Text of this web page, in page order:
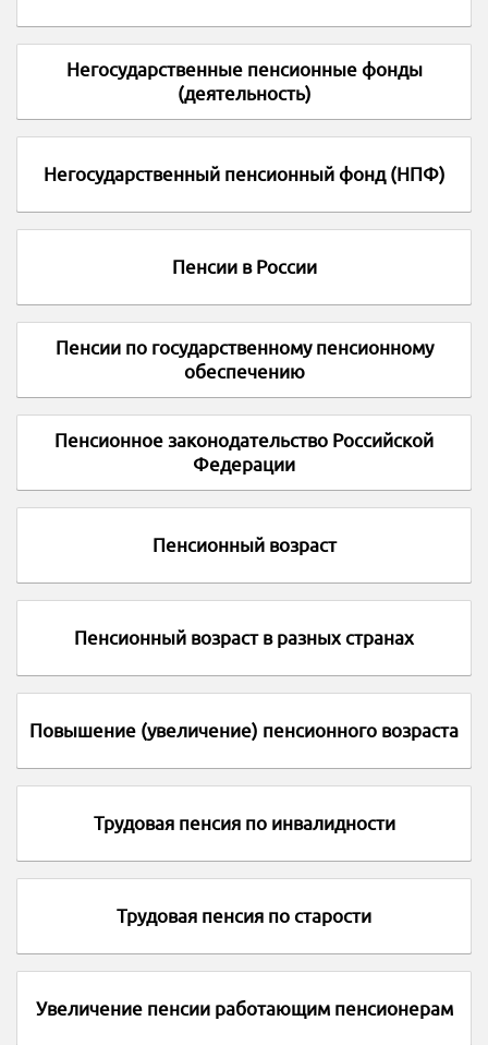
Негосударственные пенсионные фонды
(деятельность)
Негосударственный пенсионный фонд (НПФ)
Пенсии в России
Пенсии по государственному пенсионному
обеспечению
Пенсионное законодательство Российской
Федерации
Пенсионный возраст
Пенсионный возраст в разных странах
Повышение (увеличение) пенсионного возраста
Трудовая пенсия по инвалидности
Трудовая пенсия по старости
Увеличение пенсии работающим пенсионерам